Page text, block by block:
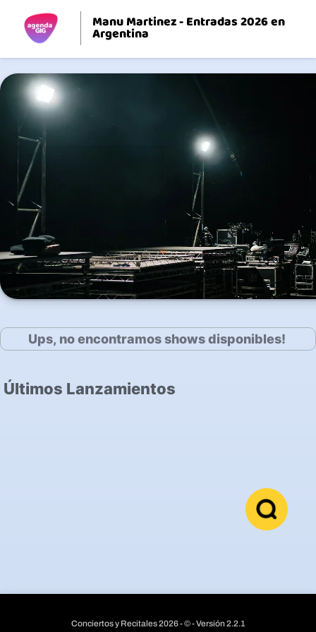
Manu Martinez - Entradas 2026 en
Argentina
Ups, no encontramos shows disponibles!
Últimos Lanzamientos
Conciertos y Recitales 2026 - © - Versión 2.2.1